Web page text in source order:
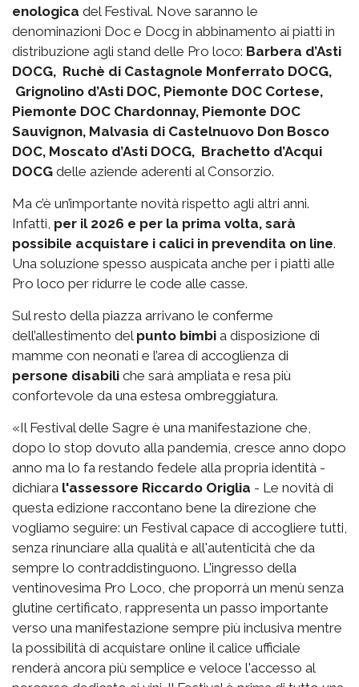
enologica del Festival. Nove saranno le
denominazioni Doc e Docg in abbinamento ai piatti in
distribuzione agli stand delle Pro loco: Barbera d’Asti
DOCG, Ruchè di Castagnole Monferrato DOCG,
Grignolino d’Asti DOC, Piemonte DOC Cortese,
Piemonte DOC Chardonnay, Piemonte DOC
Sauvignon, Malvasia di Castelnuovo Don Bosco
DOC, Moscato d’Asti DOCG, Brachetto d’Acqui
DOCG delle aziende aderenti al Consorzio.
Ma c’è un’importante novità rispetto agli altri anni.
Infatti, per il 2026 e per la prima volta, sarà
possibile acquistare i calici in prevendita on line.
Una soluzione spesso auspicata anche per i piatti alle
Pro loco per ridurre le code alle casse.
Sul resto della piazza arrivano le conferme
dell’allestimento del punto bimbi a disposizione di
mamme con neonati e l’area di accoglienza di
persone disabili che sarà ampliata e resa più
confortevole da una estesa ombreggiatura.
«Il Festival delle Sagre è una manifestazione che,
dopo lo stop dovuto alla pandemia, cresce anno dopo
anno ma lo fa restando fedele alla propria identità -
dichiara l'assessore Riccardo Origlia - Le novità di
questa edizione raccontano bene la direzione che
vogliamo seguire: un Festival capace di accogliere tutti,
senza rinunciare alla qualità e all'autenticità che da
sempre lo contraddistinguono. L'ingresso della
ventinovesima Pro Loco, che proporrà un menù senza
glutine certificato, rappresenta un passo importante
verso una manifestazione sempre più inclusiva mentre
la possibilità di acquistare online il calice ufficiale
renderà ancora più semplice e veloce l'accesso al